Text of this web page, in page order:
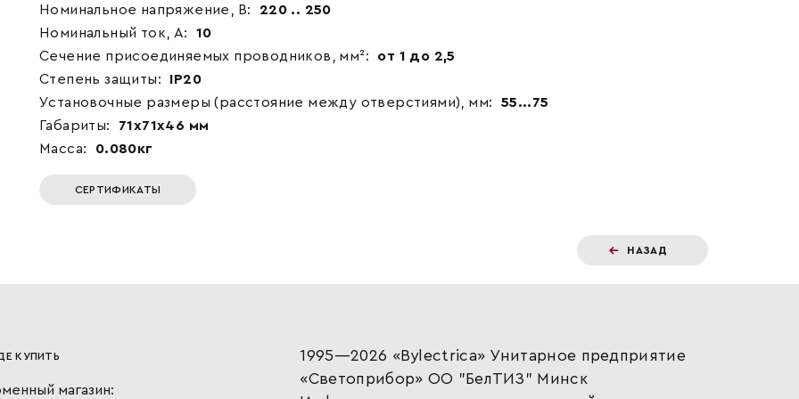
Номинальное напряжение, В:
220 .. 250
Номинальный ток, А:
10
Сечение присоединяемых проводников, мм²:
от 1 до 2,5
Степень защиты:
IP20
Установочные размеры (расстояние между отверстиями), мм:
55...75
Габариты:
71x71x46 мм
Масса:
0.080кг
СЕРТИФИКАТЫ
НАЗАД
КУПИТЬ
магазин:
1995—2026 «Bylectrica» Унитарное предприятие
«Светоприбор» ОО "БелТИЗ" Минск